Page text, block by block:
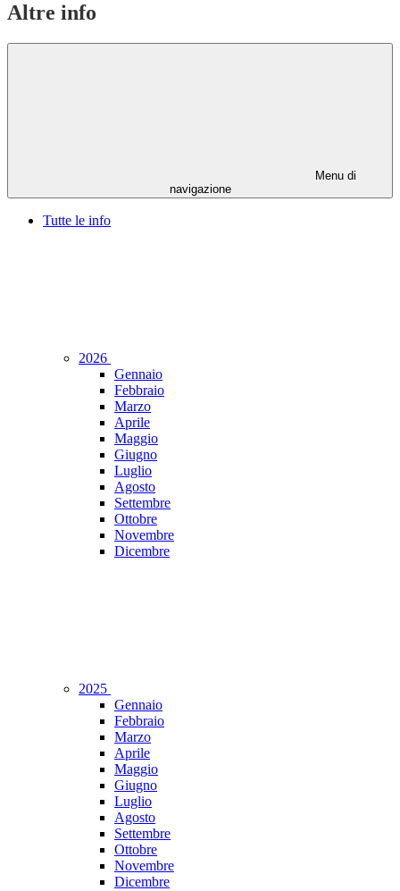
Altre info
Menu di
navigazione
Tutte le info
2026
Gennaio
Febbraio
Marzo
Aprile
Maggio
Giugno
Luglio
Agosto
Settembre
Ottobre
Novembre
Dicembre
2025
Gennaio
Febbraio
Marzo
Aprile
Maggio
Giugno
Luglio
Agosto
Settembre
Ottobre
Novembre
Dicembre